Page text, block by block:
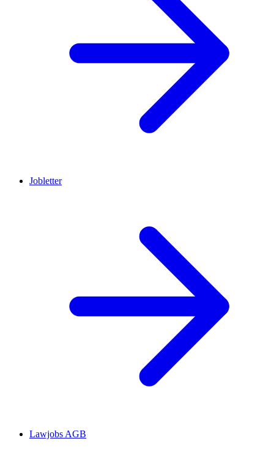
Jobletter
Lawjobs AGB